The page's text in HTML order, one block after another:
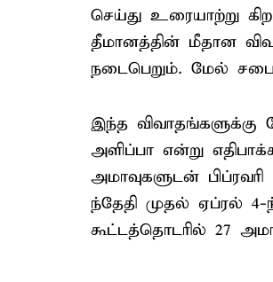
செய்து உரையாற்று
தீமானத்தின் மீதான
நடைபெறும். மேல்
இந்த விவாதங்களுக்கு
அளிப்பா என்று
அமாவுகளுடன்
ந்தேதி முதல் ஏப்ரல்
கூட்டத்தொடரில் 27